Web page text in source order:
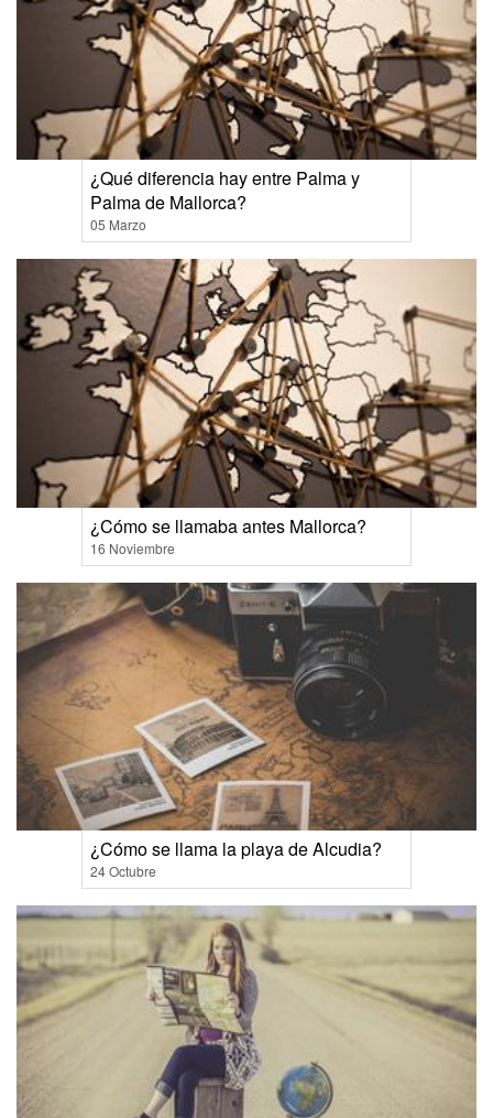
¿Qué diferencia hay entre Palma y
Palma de Mallorca?
05 Marzo
¿Cómo se llamaba antes Mallorca?
16 Noviembre
¿Cómo se llama la playa de Alcudia?
24 Octubre